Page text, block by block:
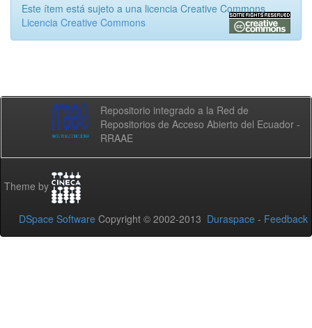
Este ítem está sujeto a una licencia Creative Commons
Licencia Creative Commons
Repositorio integrado a la Red de
Repositorios de Acceso Abierto del Ecuador -
RRAAE
Theme by
DSpace Software Copyright © 2002-2013 Duraspace - Feedback